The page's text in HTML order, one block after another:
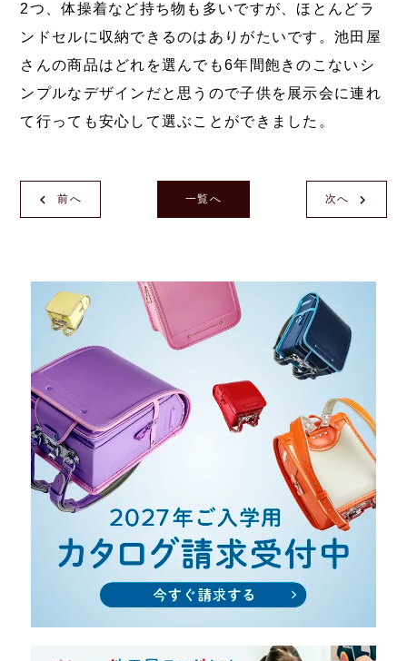
2つ、体操着など持ち物も多いですが、ほとんどラ
ンドセルに収納できるのはありがたいです。池田屋
さんの商品はどれを選んでも6年間飽きのこないシ
ンプルなデザインだと思うので子供を展示会に連れ
て行っても安心して選ぶことができました。
前へ 次へ
一覧へ